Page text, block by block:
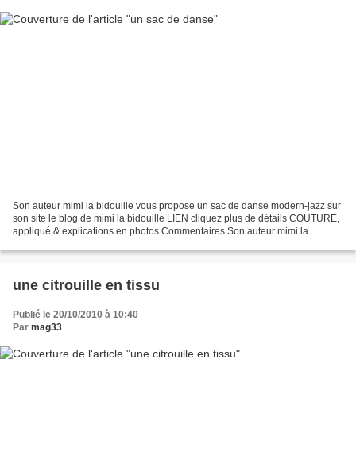
Son auteur mimi la bidouille vous propose un sac de danse modern-jazz sur
son site le blog de mimi la bidouille LIEN cliquez plus de détails COUTURE,
appliqué & explications en photos Commentaires Son auteur mimi la
une citrouille en tissu
Publié le 20/10/2010 à 10:40
Par mag33